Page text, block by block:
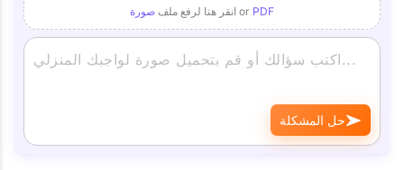
انقر هنا لرفع ملف صورة or PDF
حل المشكلة